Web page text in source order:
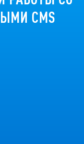
CMS